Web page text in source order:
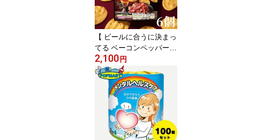
ベーコン ペッパー アン
チョビ ペッパー
【 ビールに合うに決まっ
てる ベーコンペッパー味
6個 】 ブルボン スナック
チップス おつまみ ビー
ル お酒 スナック菓子 定
番 晩酌 無限 パーティー
カリカリ ビールのお供
家飲み 米菓 黒胡椒 ベー
コン ペッパー アンチョ
ビ ペッパー
2,100円